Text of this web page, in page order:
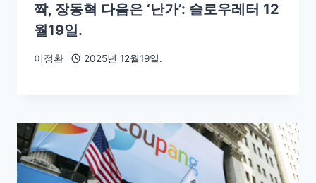
짝, 장동혁 다음은 ‘난가’: 슬로우레터 12
월19일.
이정환 2025년 12월19일.